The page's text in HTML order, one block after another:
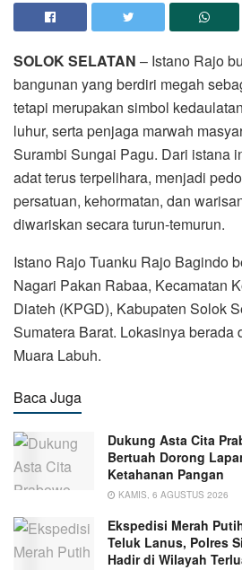
SOLOK SELATAN – Istano Rajo
bangunan yang berdiri megah
tetapi merupakan simbol
luhur, serta penjaga marwah
Surambi Sungai Pagu. Dari istana
adat terus terpelihara, menjadi
persatuan, kehormatan, dan
diwariskan secara turun-temurun.
Istano Rajo Tuanku Rajo Bagindo
Nagari Pakan Rabaa, Kecamatan
Diateh (KPGD), Kabupaten Solok
Sumatera Barat. Lokasinya berada
Muara Labuh.
Baca Juga
Dukung Asta Cita
Bertuah Dorong
Ketahanan Pangan
KAMIS, 6 AGUSTUS 2026
Ekspedisi Merah
Teluk Lanus, Polres
Hadir di Wilayah